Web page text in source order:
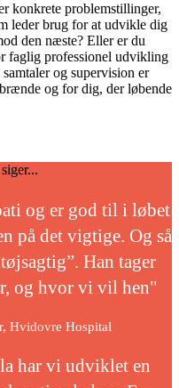
konkrete problemstillinger,
leder brug for at udvikle dig
den næste? Eller er du
faglig professionel udvikling
og supervision er
og for dig, der løbende
og er god til i løbet
på det vigtige. Og så
Han tager
og hvor vi vil hen"
Hvidovre Hospital
har vi udviklet en